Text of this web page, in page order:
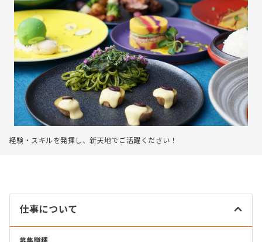
経験・スキルを発揮し、新天地でご活躍ください！
仕事について